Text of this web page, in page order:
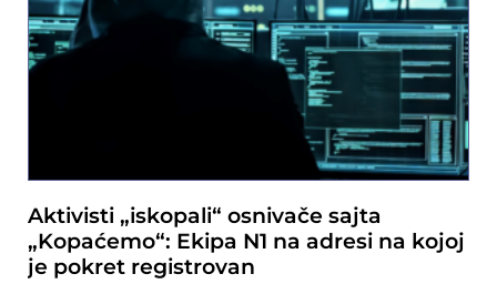
Aktivisti „iskopali“ osnivače sajta
„Kopaćemo“: Ekipa N1 na adresi na kojoj
je pokret registrovan